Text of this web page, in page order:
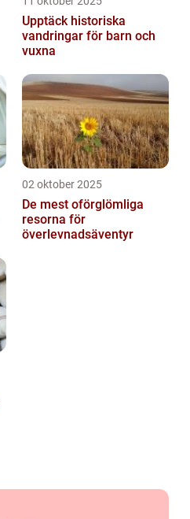
Upptäck historiska
vandringar för barn och
vuxna
02 oktober 2025
De mest oförglömliga
resorna för
överlevnadsäventyr